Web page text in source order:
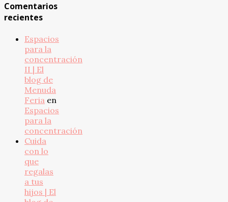
Comentarios
recientes
Espacios
para la
concentración
II | El
blog de
Menuda
Feria en
Espacios
para la
concentración
Cuida
con lo
que
regalas
a tus
hijos | El